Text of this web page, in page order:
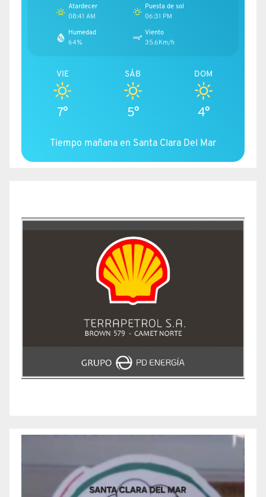
Atardecer
08:41 AM
Puesta de sol
06:31 PM
Humedad
64%
Viento
35.6Km/h
VIE
7°
SÁB
5°
DOM
4°
Tiempo mañana en Santa Clara Del Mar